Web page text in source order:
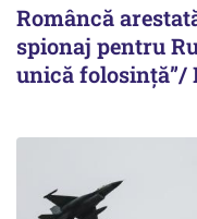
Româncă
spionaj pentru
unică folosință”/